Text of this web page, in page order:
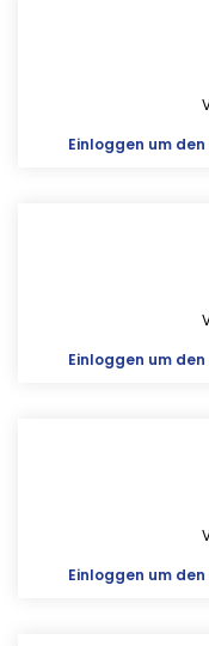
Einloggen um
Einloggen um
Einloggen um